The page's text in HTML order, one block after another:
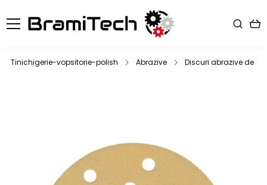
Tinichigerie-vopsitorie-polish Abrazive Discuri abrazive de